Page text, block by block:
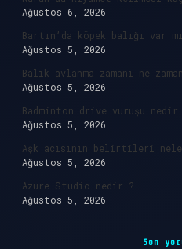
Ağustos 6, 2026
Bartın’da köpek balığı var
Ağustos 5, 2026
Balık avlanma zamanı ne
Ağustos 5, 2026
Badminton drive vuruşu nedir
Ağustos 5, 2026
Aşk acısının belirtileri
Ağustos 5, 2026
Azure Studio nedir ?
Ağustos 5, 2026
Son